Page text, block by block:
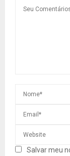
Salvar meu